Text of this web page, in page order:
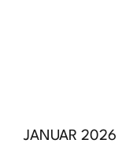
JANUAR 2026